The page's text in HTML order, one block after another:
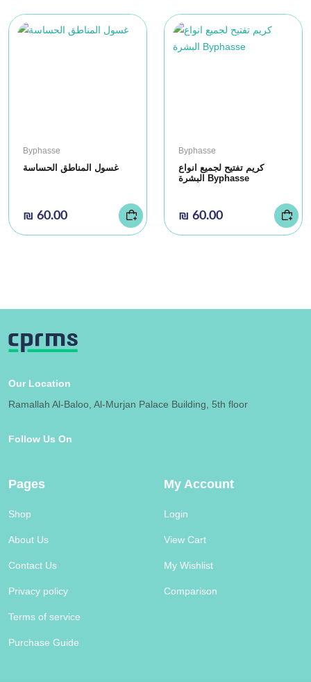
Byphasse
غسول المناطق الحساسة
₪ 60.00
Byphasse
كريم تفتيح لجميع انواع
البشرة Byphasse
₪ 60.00
Our Location
Ramallah Al-Baloo, Al-Murjan Palace Building, 5th floor
Follow Us On
Pages
Shop
About Us
Contact Us
Privacy policy
Terms of service
Purchase Guide
My Account
Login
View Cart
My Wishlist
Comparison